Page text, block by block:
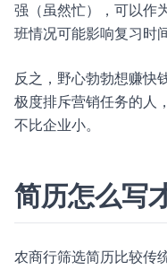
强（虽然忙），可以作
班情况可能影响复习时间
反之，野心勃勃想赚快
极度排斥营销任务的人
不比企业小。
简历怎么写
农商行筛选简历比较传